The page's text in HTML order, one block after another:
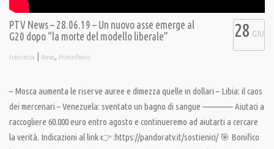
PTV News – 28.06.19 – Un nuovo asse emerge al
G20 dopo “la morte del modello liberale”
francesca | News, PrimoPiano
28 GIU
– Mosca aumenta le riserve auree e dimezza quelle in dollari – Libia: il caos
dei mercenari – Venezuela: sventato un bagno di sangue ————– Aiutaci a
raccogliere 60.000 euro entro agosto e continueremo ad aiutarti a cercare
la verità. Indicazioni al link 👉 :https://pandoratv.it/sostienici/ 🎯 Bonifico